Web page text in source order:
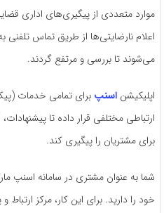
موارد متعددی از پیگیری‌های اداری
اعلام نارضایتی‌ها از طریق تماس تلفنی
می‌شوند تا بررسی و مرتفع گردند.
اپلیکیشن اسنپ برای تمامی خدمات
ارتباطی مختلفی قرار داده تا
برای مشتریان را پیگیری کند.
شما به عنوان مشتری در سامانه اسنپ